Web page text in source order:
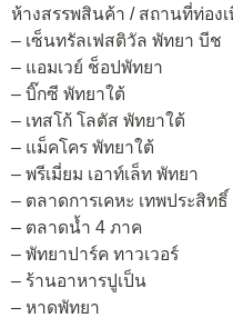
ห้างสรรพสินค้า / สถานที่ท่องเ
– เซ็นทรัลเฟสติวัล พัทยา บีช
– แอมเวย์ ช็อปพัทยา
– บิ๊กซี พัทยาใต้
– เทสโก้ โลตัส พัทยาใต้
– แม็คโคร พัทยาใต้
– พรีเมี่ยม เอาท์เล็ท พัทยา
– ตลาดการเคหะ เทพประสิทธิ์
– ตลาดน้ำ 4 ภาค
– พัทยาปาร์ค ทาวเวอร์
– ร้านอาหารปูเป็น
– หาดพัทยา